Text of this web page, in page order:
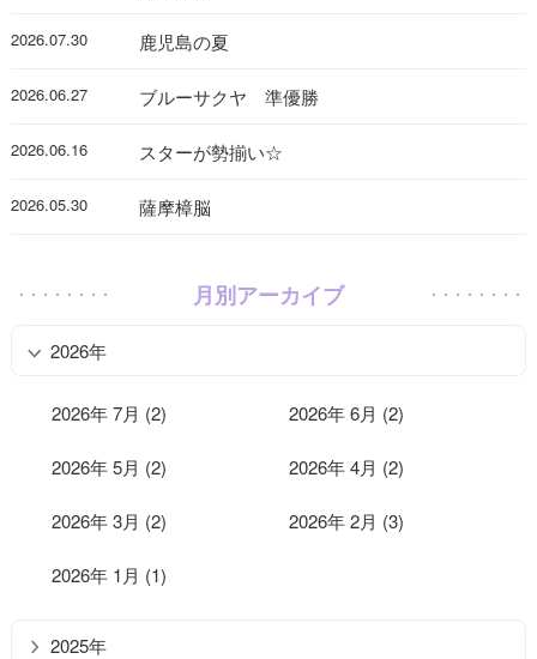
2026.07.30 鹿児島の夏
2026.06.27 ブルーサクヤ 準優勝
2026.06.16 スターが勢揃い☆
2026.05.30 薩摩樟脳
月別アーカイブ
2026年
2026年 7月 (2) 2026年 6月 (2)
2026年 5月 (2) 2026年 4月 (2)
2026年 3月 (2) 2026年 2月 (3)
2026年 1月 (1)
2025年